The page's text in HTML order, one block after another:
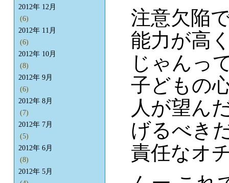
注意欠陥
能力が高
じゃんっ
子どもの
人が望ん
げるべき
責任なオ
2012年 12月
(6)
2012年 11月
(6)
2012年 10月
(8)
2012年 9月
(6)
2012年 8月
(7)
2012年 7月
(5)
2012年 6月
(8)
2012年 5月